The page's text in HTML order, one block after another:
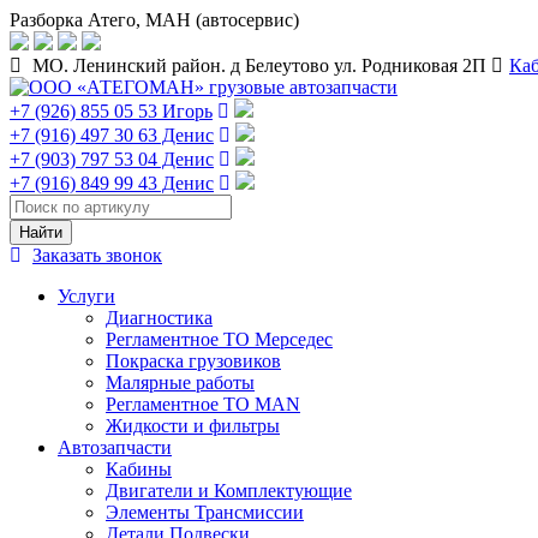
Разборка Атего, МАН (автосервис)
МО. Ленинский район. д Белеутово ул. Родниковая 2П
+7 (926) 855 05 53 Игорь
+7 (916) 497 30 63 Денис
+7 (903) 797 53 04 Денис
+7 (916) 849 99 43 Денис
Заказать звонок
Услуги
Диагностика
Регламентное ТО Мерседес
Покраска грузовиков
Малярные работы
Регламентное ТО MAN
Жидкости и фильтры
Автозапчасти
Кабины
Двигатели и Комплектующие
Элементы Трансмиссии
Детали Подвески